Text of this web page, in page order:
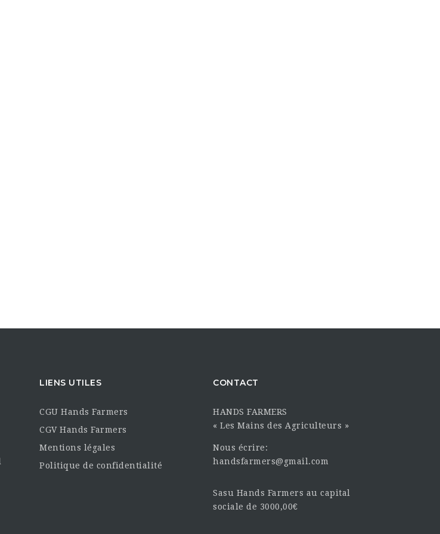
LIENS UTILES
CGU Hands Farmers
CGV Hands Farmers
Mentions légales
Politique de confidentialité
CONTACT
HANDS FARMERS
« Les Mains des Agriculteurs »
Nous écrire:
handsfarmers@gmail.com
Sasu Hands Farmers au capital
sociale de 3000,00€